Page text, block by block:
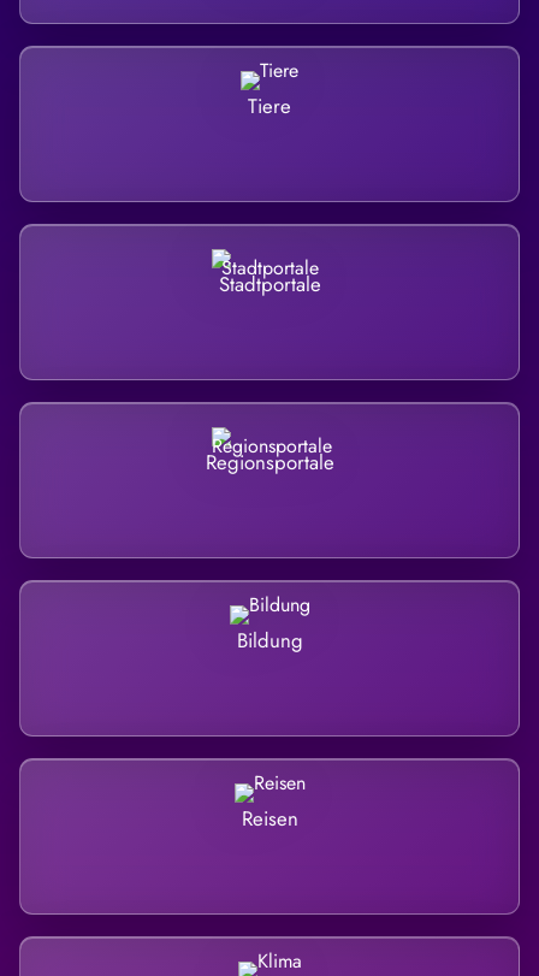
Tiere
Stadtportale
Regionsportale
Bildung
Reisen